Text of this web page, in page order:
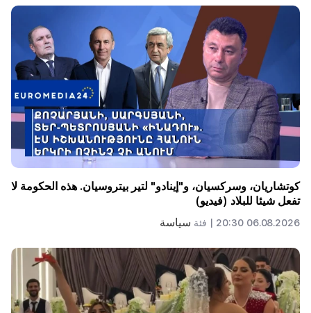
كوتشاريان، وسركسيان، و"إينادو" لتير بيتروسيان. هذه الحكومة لا
تفعل شيئا للبلاد (فيديو)
06.08.2026 20:30 | فئة سياسة